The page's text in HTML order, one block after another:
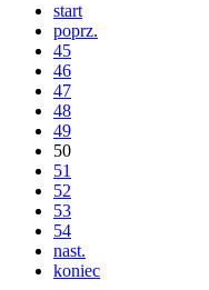
start
poprz.
45
46
47
48
49
50
51
52
53
54
nast.
koniec